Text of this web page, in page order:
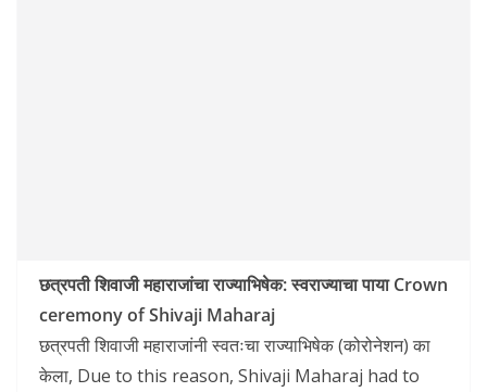
छत्रपती शिवाजी महाराजांचा राज्याभिषेक: स्वराज्याचा पाया Crown
ceremony of Shivaji Maharaj
छत्रपती शिवाजी महाराजांनी स्वतःचा राज्याभिषेक (कोरोनेशन) का
केला, Due to this reason, Shivaji Maharaj had to